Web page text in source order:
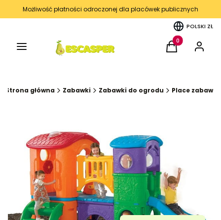
Możliwość płatności odroczonej dla placówek publicznych
POLSKI ZŁ
Menu Produkty w
Koszyk Zaloguj
Strona główna Zabawki Zabawki do ogrodu Place zabaw